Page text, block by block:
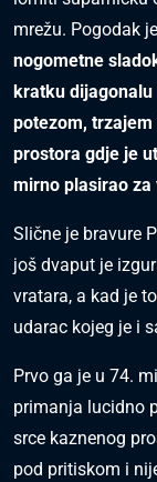
mrežu. Pogodak
nogometne
kratku
potezom,
prostora gdje je
mirno plasirao za
Slične je bravure
još dvaput je
vratara, a kad je
udarac kojeg je i
Prvo ga je u 74.
primanja lucidno
srce kaznenog
pod pritiskom i